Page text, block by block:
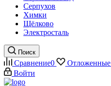
Серпухов
Химки
Щёлково
Электросталь
Поиск
Сравнение0 Отложенные
Войти